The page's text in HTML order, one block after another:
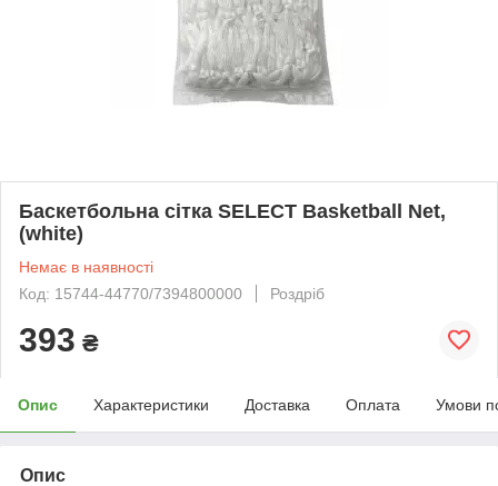
Баскетбольна сітка SELECT Basketball Net,
(white)
Немає в наявності
Код: 15744-44770/7394800000
Роздріб
393 ₴
Опис Характеристики Доставка Оплата Умови
Опис